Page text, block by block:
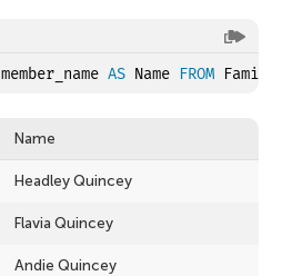
member_name AS Name FROM
Name
Headley Quincey
Flavia Quincey
Andie Quincey